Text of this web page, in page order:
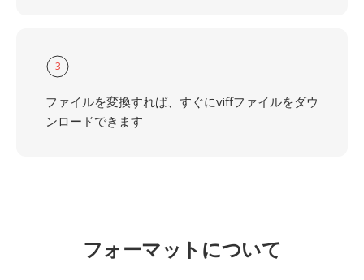
3
ファイルを変換すれば、すぐにviffファイルをダウ
ンロードできます
フォーマットについて